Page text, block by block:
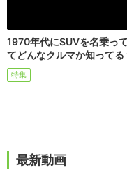
1970年代にSUVを名乗っ
てどんなクルマか知ってる
特集
最新動画